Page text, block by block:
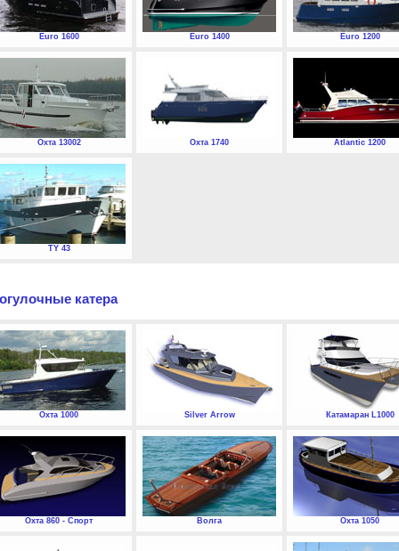
Euro 1600 Euro 1400 Euro 1200
Охта 13002 Охта 1740 Atlantic 1200
TY 43
катера
Охта 1000 Silver Arrow Катамаран L1000
Охта 860 - Спорт Волга Охта 1050